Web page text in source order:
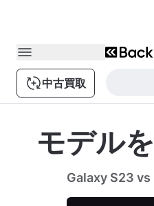
中古買取
モデル
Galaxy S23